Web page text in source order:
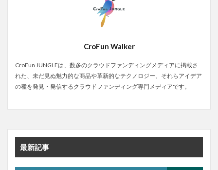
CroFun Walker
CroFun JUNGLEは、数多のクラウドファンディングメディアに掲載さ
れた、未だ見ぬ魅力的な商品や革新的なテクノロジー、それらアイデア
の種を発見・発信するクラウドファンディング専門メディアです。
最新記事